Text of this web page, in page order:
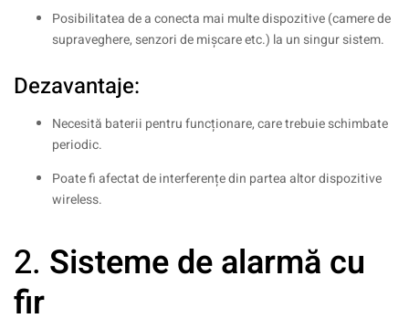
Posibilitatea de a conecta mai multe dispozitive (camere de
supraveghere, senzori de mișcare etc.) la un singur sistem.
Dezavantaje:
Necesită baterii pentru funcționare, care trebuie schimbate
periodic.
Poate fi afectat de interferențe din partea altor dispozitive
wireless.
2. Sisteme de alarmă cu
fir